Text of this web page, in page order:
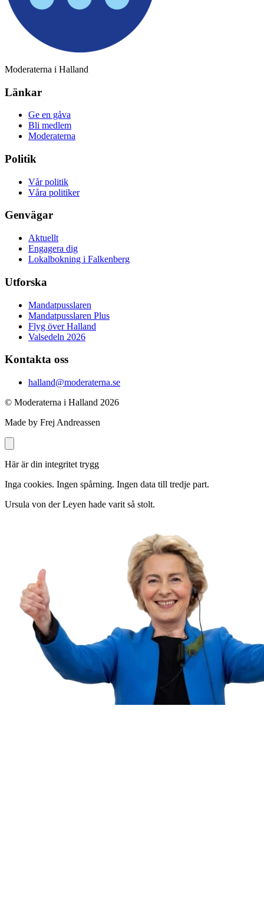
Moderaterna i Halland
Länkar
Ge en gåva
Bli medlem
Moderaterna
Politik
Vår politik
Våra politiker
Genvägar
Aktuellt
Engagera dig
Lokalbokning i Falkenberg
Utforska
Mandatpusslaren
Mandatpusslaren Plus
Flyg över Halland
Valsedeln 2026
Kontakta oss
halland@moderaterna.se
© Moderaterna i Halland 2026
Made by Frej Andreassen
Här är din integritet trygg
Inga cookies. Ingen spårning. Ingen data till tredje part.
Ursula von der Leyen hade varit så stolt.